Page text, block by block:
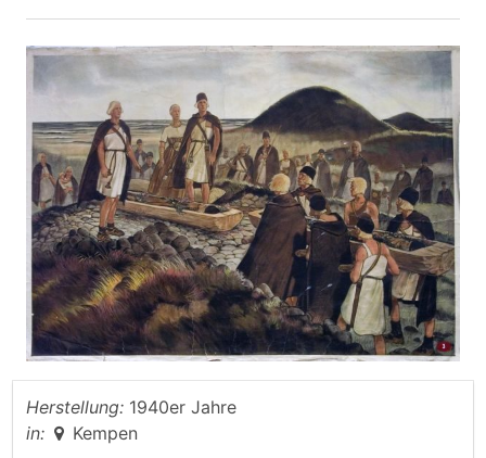
Herstellung: 1940er Jahre
in:
Kempen